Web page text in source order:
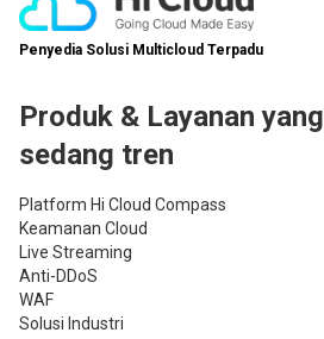
Penyedia Solusi Multicloud Terpadu
Produk & Layanan yang
sedang tren
Platform Hi Cloud Compass
Keamanan Cloud
Live Streaming
Anti-DDoS
WAF
Solusi Industri